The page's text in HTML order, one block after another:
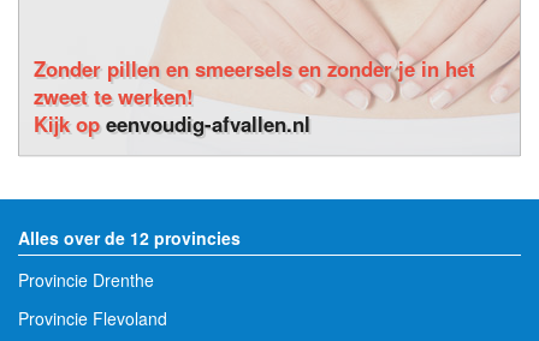
Zonder pillen en smeersels en zonder je in het
zweet te werken!
Kijk opeenvoudig-afvallen.nl
Alles over de 12 provincies
Provincie Drenthe
Provincie Flevoland